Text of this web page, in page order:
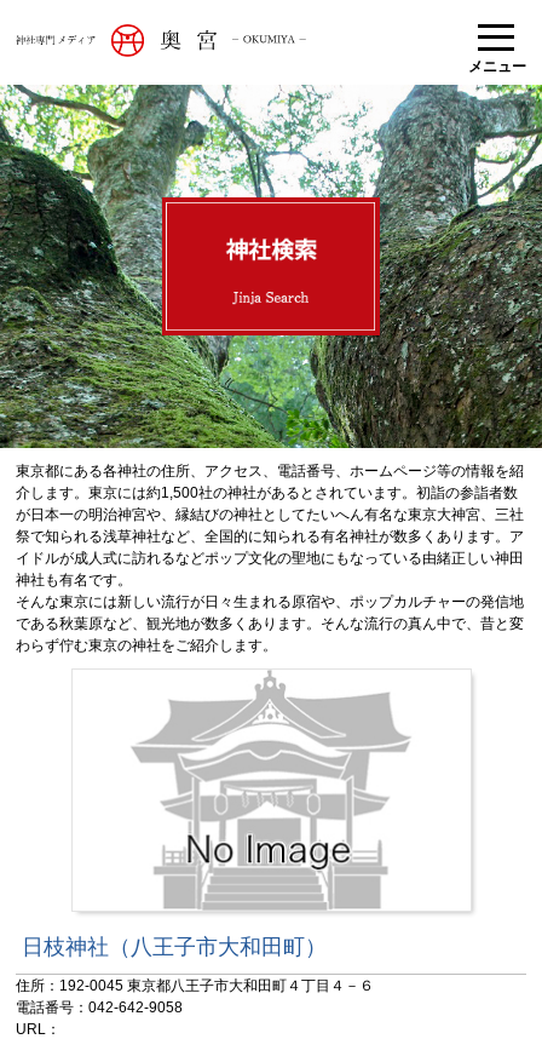
メニュー
東京都にある各神社の住所、アクセス、電話番号、ホームページ等の情報を紹
介します。東京には約1,500社の神社があるとされています。初詣の参詣者数
が日本一の明治神宮や、縁結びの神社としてたいへん有名な東京大神宮、三社
祭で知られる浅草神社など、全国的に知られる有名神社が数多くあります。ア
イドルが成人式に訪れるなどポップ文化の聖地にもなっている由緒正しい神田
神社も有名です。
そんな東京には新しい流行が日々生まれる原宿や、ポップカルチャーの発信地
である秋葉原など、観光地が数多くあります。そんな流行の真ん中で、昔と変
わらず佇む東京の神社をご紹介します。
日枝神社（八王子市大和田町）
住所：192-0045 東京都八王子市大和田町４丁目４－６
電話番号：042-642-9058
URL：